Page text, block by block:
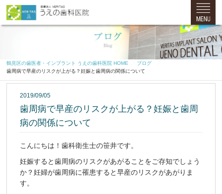
鶴見区の歯医者・インプラント うえの歯科医院 HOME
ブログ
歯周病で早産のリスクが上がる？妊娠と歯周病の関係について
2019/09/05
歯周病で早産のリスクが上がる？妊娠と歯周
病の関係について
こんにちは！歯科衛生士の笹井です。
妊娠すると歯周病のリスクがあがることをご存知でしょう
か？妊婦が歯周病に罹患すると早産のリスクがあがりま
す。